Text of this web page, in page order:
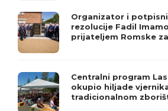
Organizator i
rezolucije Fadil
prijateljem Romske
Centralni program
okupio hiljade
tradicionalnom